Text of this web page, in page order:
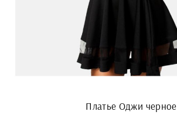
Платье Оджи черное